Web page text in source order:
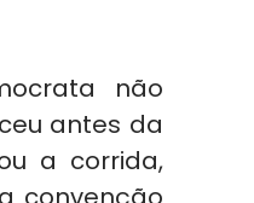
não
antes da
a corrida,